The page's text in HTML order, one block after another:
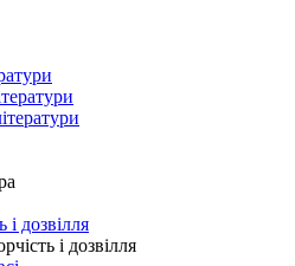
і дозвілля
і дозвілля